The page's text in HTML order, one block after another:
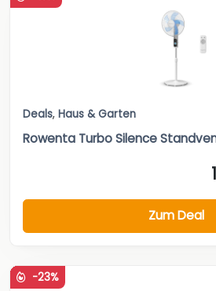
Deals, Haus & Garten
Rowenta Turbo Silence
Zum Deal
-23%